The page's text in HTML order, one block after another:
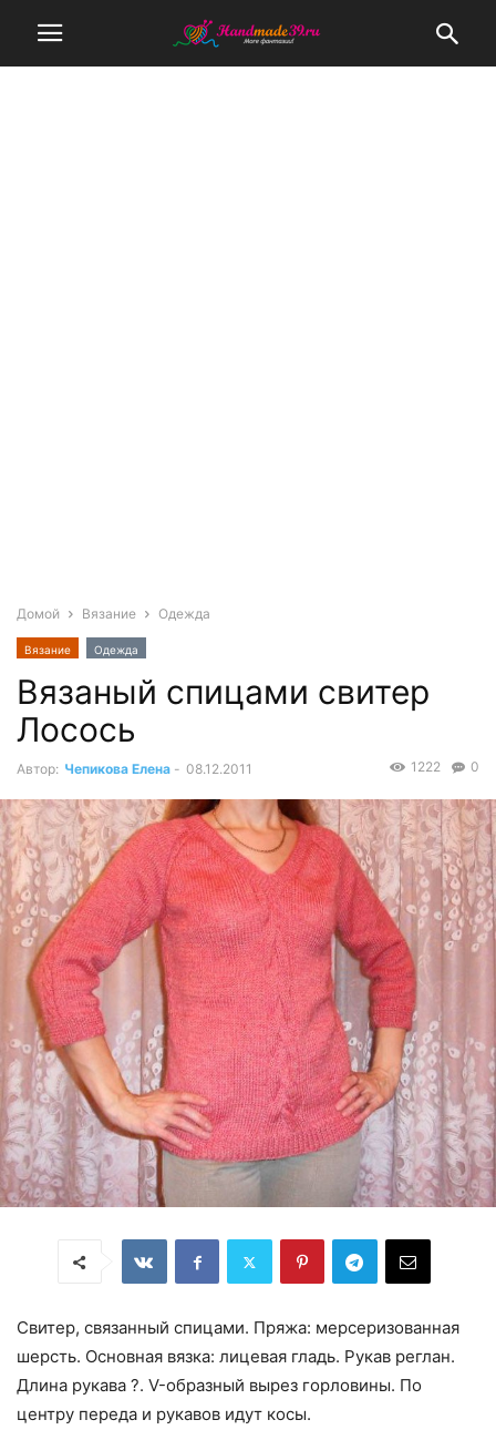
Домой Вязание Одежда
Вязание Одежда
Вязаный спицами свитер
Лосось
Автор: Чепикова Елена - 08.12.2011 0
1222
Свитер, связанный спицами. Пряжа: мерсеризованная
шерсть. Основная вязка: лицевая гладь. Рукав реглан.
Длина рукава ?. V-образный вырез горловины. По
центру переда и рукавов идут косы.